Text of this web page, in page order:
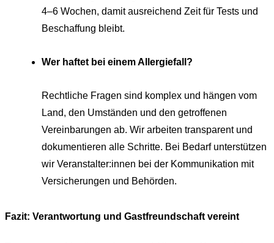
4–6 Wochen, damit ausreichend Zeit für Tests und
Beschaffung bleibt.
Wer haftet bei einem Allergiefall?
Rechtliche Fragen sind komplex und hängen vom
Land, den Umständen und den getroffenen
Vereinbarungen ab. Wir arbeiten transparent und
dokumentieren alle Schritte. Bei Bedarf unterstützen
wir Veranstalter:innen bei der Kommunikation mit
Versicherungen und Behörden.
Fazit: Verantwortung und Gastfreundschaft vereint